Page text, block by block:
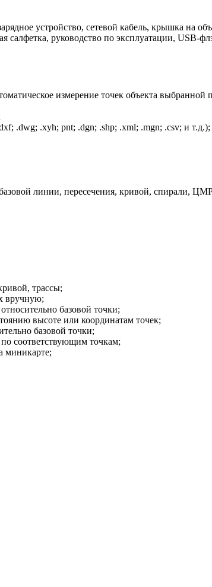
устройство, сетевой кабель, крышка на
салфетка, руководство по эксплуатации, USB-
измерение точек объекта
.dwg; .xyh; pnt; .dgn; .shp; .xml; .mgn; .csv; и т.д.);
линии, пересечения, кривой, спирали,
трассы;
вручную;
базовой точки;
высоте или координатам точек;
базовой точки;
соответствующим точкам;
миникарте;